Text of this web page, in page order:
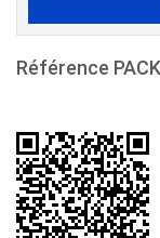
Référence